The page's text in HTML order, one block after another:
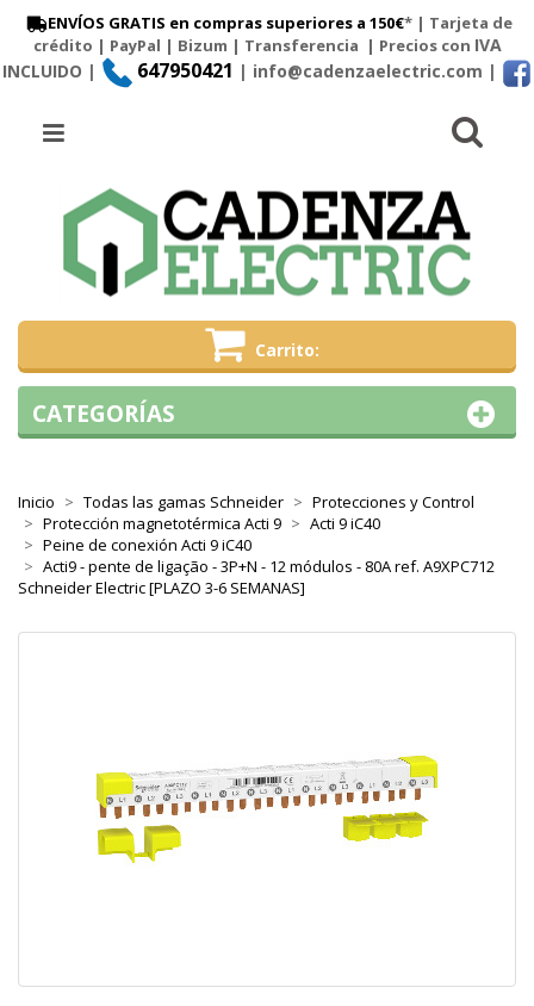
ENVÍOS GRATIS en compras superiores a 150€* | Tarjeta de
crédito | PayPal | Bizum | Transferencia | Precios con IVA
INCLUIDO |
647950421 | info@cadenzaelectric.com |
Carrito
Menú
Inicio Todas las gamas Schneider
Protecciones y Control
Protección magnetotérmica Acti 9
Acti 9 iC40
Peine de conexión Acti 9 iC40
Acti9 - pente de ligação - 3P+N - 12 módulos - 80A ref. A9XPC712
Schneider Electric [PLAZO 3-6 SEMANAS]
CATEGORÍAS